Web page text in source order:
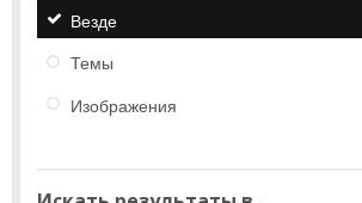
Везде
Темы
Изображения